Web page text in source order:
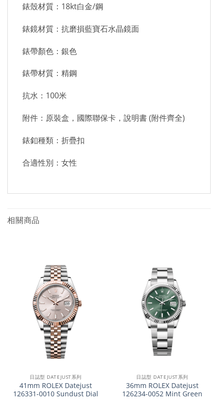
錶殼材質：18kt白金/鋼
錶鏡材質：抗磨損藍寶石水晶鏡面
錶帶顏色：銀色
錶帶材質：精鋼
抗水：100米
附件：原裝盒，國際聯保卡，說明書 (附件齊全)
錶釦種類：折疊扣
合適性別：女性
相關商品
日誌型 DATEJUST系列
41mm ROLEX Datejust
126331-0010 Sundust Dial
日誌型 DATEJUST系列
36mm ROLEX Datejust
126234-0052 Mint Green